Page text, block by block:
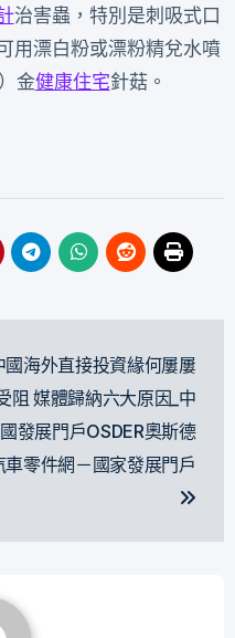
治害蟲，特別是刺吸式口
用漂白粉或漂粉精兌水噴
金健康住宅針菇。
國海外直接投資緣何屢屢
阻 媒體歸納六大原因_中
國發展門戶OSDER奧斯德
車零件網－國家發展門戶